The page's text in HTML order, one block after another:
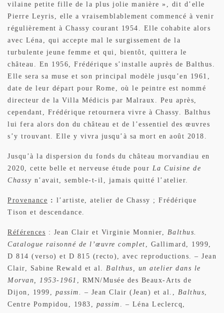
vilaine petite fille de la plus jolie manière », dit d’elle
Pierre Leyris, elle a vraisemblablement commencé à venir
régulièrement à Chassy courant 1954. Elle cohabite alors
avec Léna, qui accepte mal le surgissement de la
turbulente jeune femme et qui, bientôt, quittera le
château. En 1956, Frédérique s’installe auprès de Balthus.
Elle sera sa muse et son principal modèle jusqu’en 1961,
date de leur départ pour Rome, où le peintre est nommé
directeur de la Villa Médicis par Malraux. Peu après,
cependant, Frédérique retournera vivre à Chassy. Balthus
lui fera alors don du château et de l’essentiel des œuvres
s’y trouvant. Elle y vivra jusqu’à sa mort en août 2018.
Jusqu’à la dispersion du fonds du château morvandiau en
2020, cette belle et nerveuse étude pour La Cuisine de
Chassy n’avait, semble-t-il, jamais quitté l’atelier.
Provenance : l’artiste, atelier de Chassy ; Frédérique
Tison et descendance.
Références : Jean Clair et Virginie Monnier, Balthus.
Catalogue raisonné de l’œuvre complet , Gallimard, 1999,
D 814 (verso) et D 815 (recto), avec reproductions. – Jean
Clair, Sabine Rewald et al. Balthus, un atelier dans le
Morvan, 1953-1961 , RMN/Musée des Beaux-Arts de
Dijon, 1999, passim. – Jean Clair (Jean) et al., Balthus,
Centre Pompidou, 1983, passim . – Léna Leclercq,